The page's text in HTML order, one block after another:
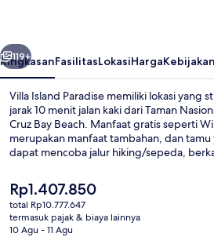
Berikutnya
119+
RingkasanFasilitasLokasiHargaKebijakan
Villa Island Paradise memiliki lokasi yang
jarak 10 menit jalan kaki dari Taman
Cruz Bay Beach. Manfaat gratis seperti
merupakan manfaat tambahan, dan
dapat mencoba jalur hiking/sepeda,
lainnya, dan vila menawarkan fasilitas
cuci/pengering.
Harga
saat
ini
Rp1.407.850
Rp1.407.850
total Rp10.777.647
termasuk pajak & biaya lainnya
10 Agu - 11 Agu